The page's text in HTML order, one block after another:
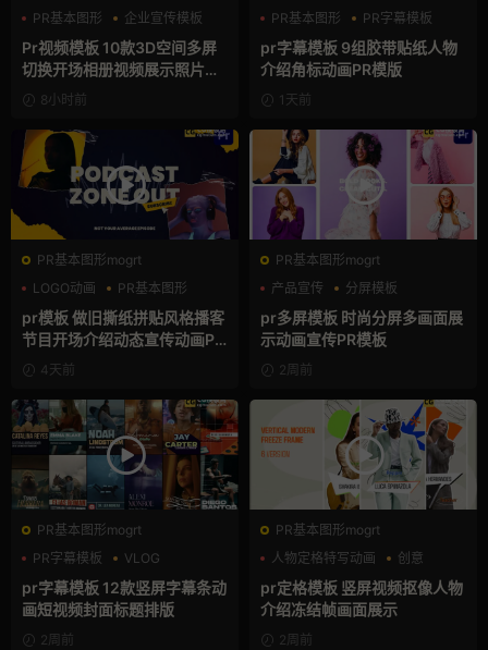
PR基本图形
企业宣传模板
幻灯片
Pr视频模板 10款3D空间多屏
切换开场相册视频展示照片墙
pr模板
8小时前
PR基本图形
PR字幕模板
人物介绍
pr字幕模板 9组胶带贴纸人物
介绍角标动画PR模版
1天前
PR基本图形mogrt
LOGO动画
PR基本图形
复古风
pr模板 做旧撕纸拼贴风格播客
节目开场介绍动态宣传动画PR
模版4天前
PR基本图形mogrt
产品宣传
分屏模板
品牌宣传
pr多屏模板 时尚分屏多画面展
示动画宣传PR模板
2周前
PR基本图形mogrt
PR字幕模板
VLOG
人物介绍
pr字幕模板 12款竖屏字幕条动
画短视频封面标题排版
2周前
PR基本图形mogrt
人物定格特写动画
创意
动态海报
pr定格模板 竖屏视频抠像人物
介绍冻结帧画面展示
2周前